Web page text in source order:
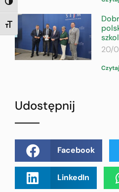
TOGGLE HIGH CONTRAST
TOGGLE FONT SIZE
20/
Udostępnij
Facebook
LinkedIn